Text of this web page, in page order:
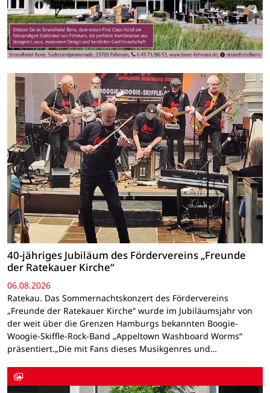
40-jähriges Jubiläum des Fördervereins „Freunde
der Ratekauer Kirche“
06.08.2026
Ratekau. Das Sommernachtskonzert des Fördervereins
„Freunde der Ratekauer Kirche“ wurde im Jubiläumsjahr von
der weit über die Grenzen Hamburgs bekannten Boogie-
Woogie-Skiffle-Rock-Band „Appeltown Washboard Worms“
präsentiert.„Die mit Fans dieses Musikgenres und…